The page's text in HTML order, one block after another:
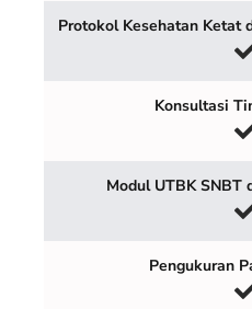
Protokol Kesehatan Ketat
Konsultasi
Modul UTBK SNBT
Pengukuran